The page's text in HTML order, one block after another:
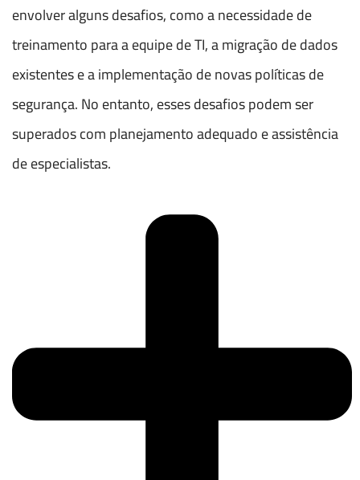
envolver alguns desafios, como a necessidade de
treinamento para a equipe de TI, a migração de dados
existentes e a implementação de novas políticas de
segurança. No entanto, esses desafios podem ser
superados com planejamento adequado e assistência
de especialistas.